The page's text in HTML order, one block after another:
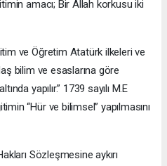
amacı; Bir Allah korkusu iki
ve Öğretim Atatürk ilkeleri ve
bilim ve esaslarına göre
yapılır.” 1739 sayılı M.E
“Hür ve bilimsel” yapılmasını
Sözleşmesine aykırı